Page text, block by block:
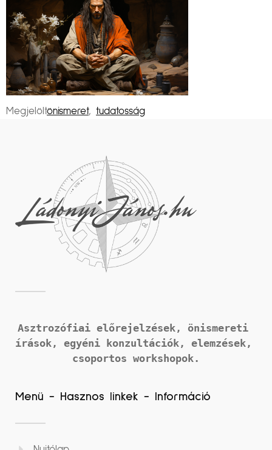
Megjelöltönismeret, tudatosság
Asztrozófiai előrejelzések, önismereti
írások,
csoportos workshopok.
Menü - Hasznos linkek - Információ